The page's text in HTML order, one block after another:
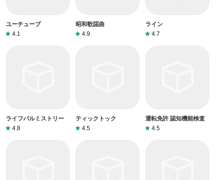
ユーチューブ
4.1
昭和歌謡曲
4.9
ライン
4.7
ライフパルミストリー
4.8
ティックトック
4.5
運転免許 認知機能検査
4.5